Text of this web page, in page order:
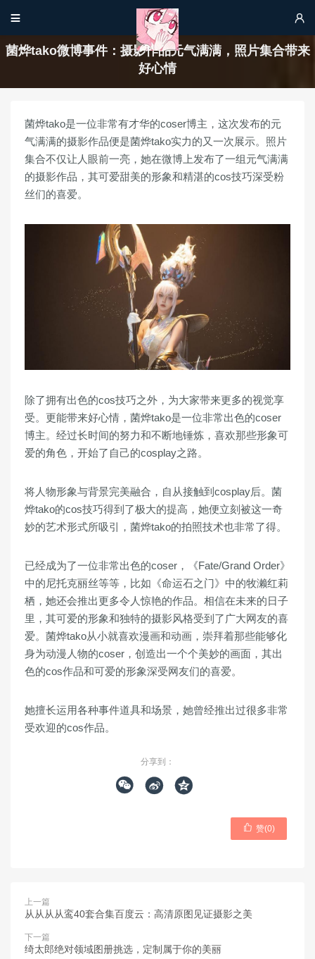
 
菌烨tako微博事件：摄影作品元气满满，照片集合带来
好心情
菌烨tako是一位非常有才华的coser博主，这次发布的元
气满满的摄影作品便是菌烨tako实力的又一次展示。照片
集合不仅让人眼前一亮，她在微博上发布了一组元气满满
的摄影作品，其可爱甜美的形象和精湛的cos技巧深受粉
丝们的喜爱。
除了拥有出色的cos技巧之外，为大家带来更多的视觉享
受。更能带来好心情，菌烨tako是一位非常出色的coser
博主。经过长时间的努力和不断地锤炼，喜欢那些形象可
爱的角色，开始了自己的cosplay之路。
将人物形象与背景完美融合，自从接触到cosplay后。菌
烨tako的cos技巧得到了极大的提高，她便立刻被这一奇
妙的艺术形式所吸引，菌烨tako的拍照技术也非常了得。
已经成为了一位非常出色的coser，《Fate/Grand Order》
中的尼托克丽丝等等，比如《命运石之门》中的牧濑红莉
栖，她还会推出更多令人惊艳的作品。相信在未来的日子
里，其可爱的形象和独特的摄影风格受到了广大网友的喜
爱。菌烨tako从小就喜欢漫画和动画，崇拜着那些能够化
身为动漫人物的coser，创造出一个个美妙的画面，其出
色的cos作品和可爱的形象深受网友们的喜爱。
她擅长运用各种事件道具和场景，她曾经推出过很多非常
受欢迎的cos作品。
分享到：
  
 赞(0)
上一篇
从从从从鸾40套合集百度云：高清原图见证摄影之美
下一篇
绮太郎绝对领域图册挑选，定制属于你的美丽